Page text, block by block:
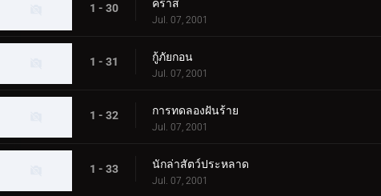
1 - 30 คราส
Jul. 07, 2001
1 - 31 กู้ภัยกอน
Jul. 07, 2001
1 - 32 การทดลองฝันร้าย
Jul. 07, 2001
1 - 33 นักล่าสัตว์ประหลาด
Jul. 07, 2001